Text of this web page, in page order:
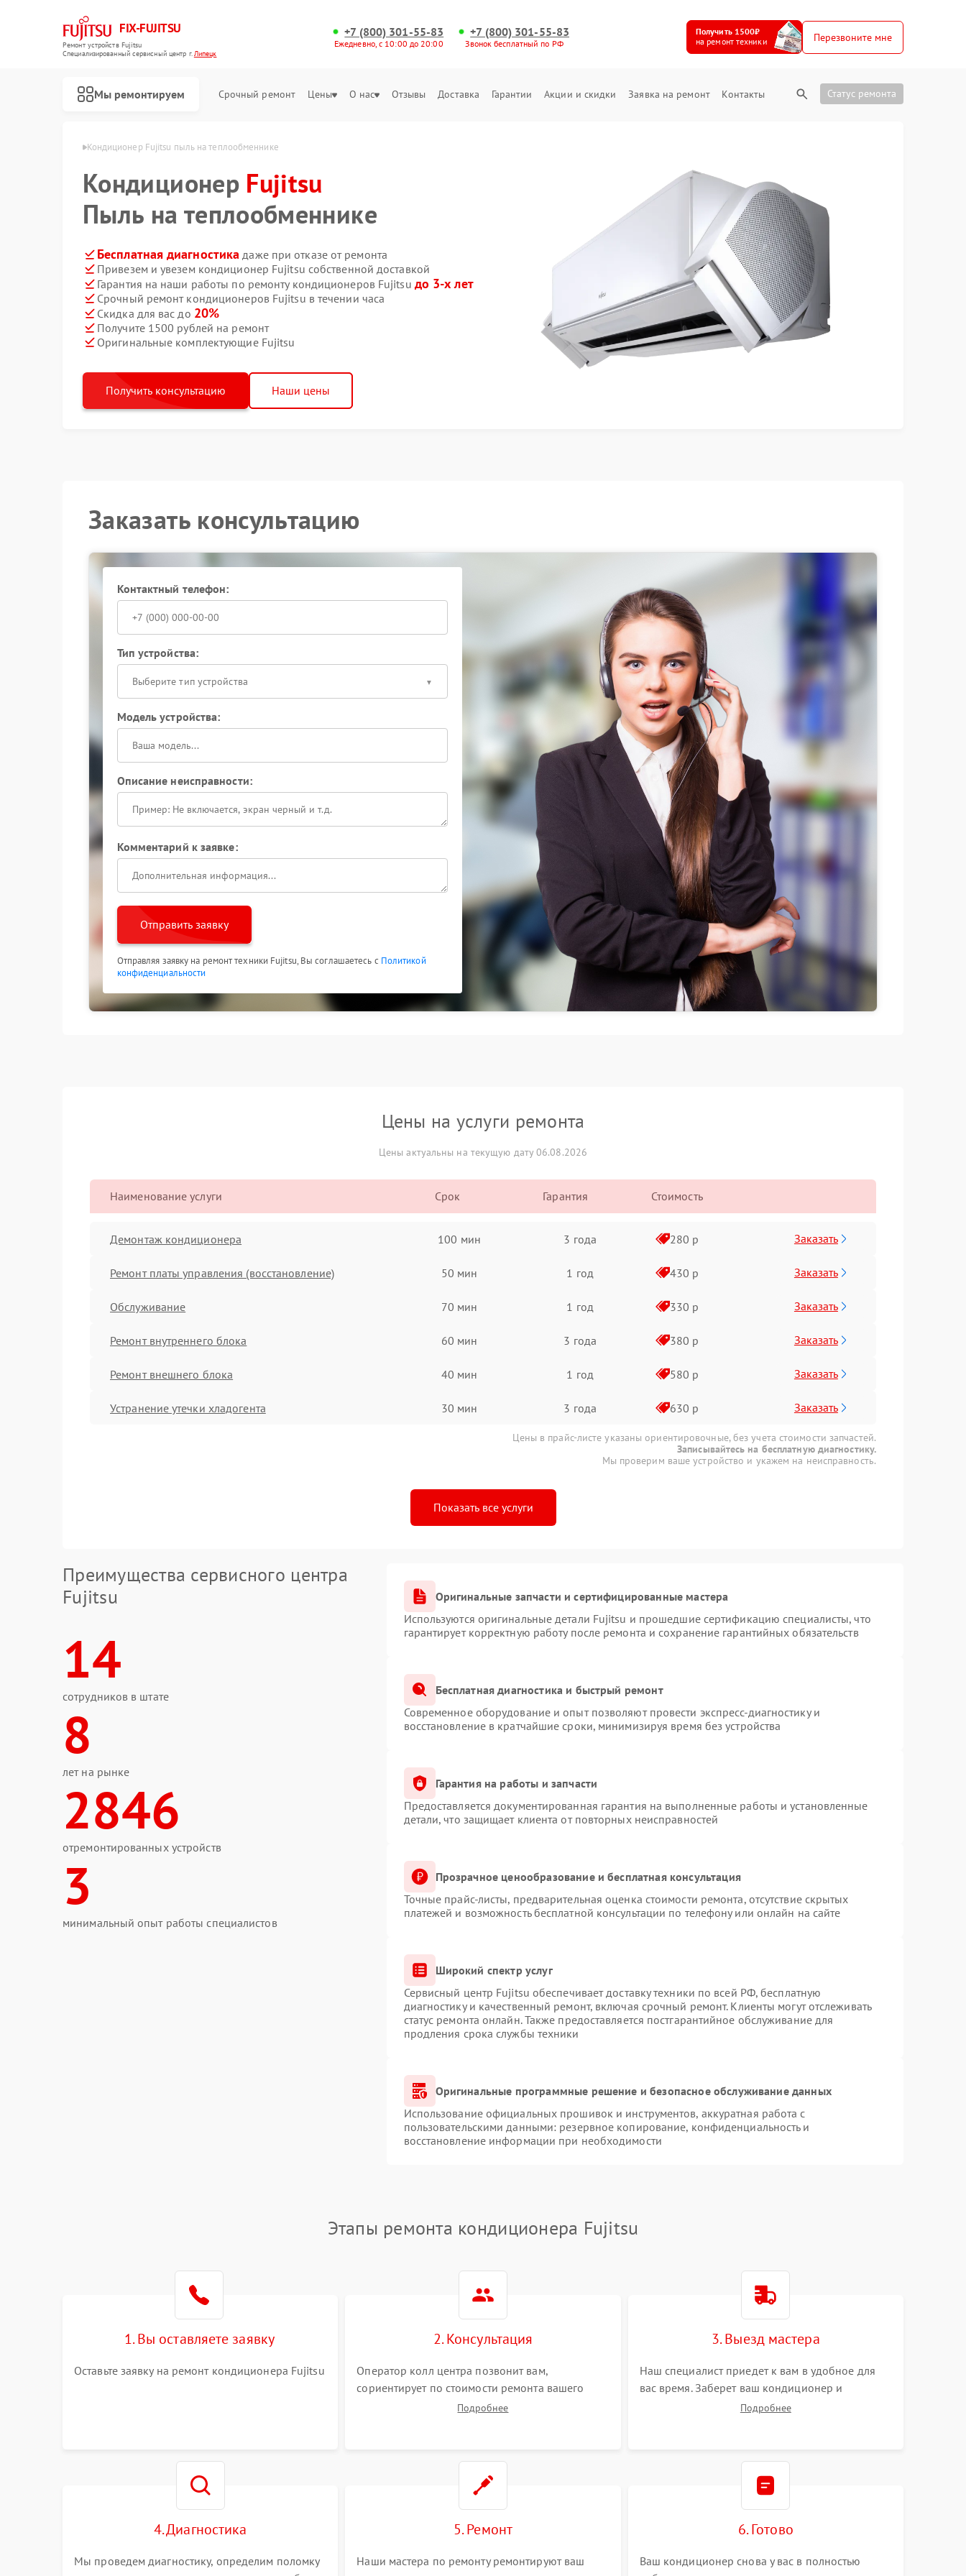
FIX-FUJITSU
Ремонт устройств Fujitsu
Специализированный cервисный центр г.Липецк
+7 (800) 301-55-83
Ежедневно, с 10:00 до 20:00
+7 (800) 301-55-83
Звонок бесплатный по РФ
Получить 1500₽
на ремонт техники
Перезвоните мне
Мы ремонтируем Срочный ремонт Цены О нас Отзывы Доставка Гарантии Акции и скидки Заявка на ремонт Контакты Статус ремонта
Кондиционер Fujitsu пыль на теплообменнике
Кондиционер Fujitsu
Пыль на теплообменнике
Бесплатная диагностика даже при отказе от ремонта
Привезем и увезем кондиционер Fujitsu собственной доставкой
Гарантия на наши работы по ремонту кондиционеров Fujitsu до 3-х лет
Срочный ремонт кондиционеров Fujitsu в течении часа
Скидка для вас до 20%
Получите 1500 рублей на ремонт
Оригинальные комплектующие Fujitsu
Получить консультацию Наши цены
Заказать консультацию
Контактный телефон:
Тип устройства:
Выберите тип устройства
Модель устройства:
Описание неисправности:
Комментарий к заявке:
Отправить заявку
Отправляя заявку на ремонт техники Fujitsu, Вы соглашаетесь с Политикой
конфиденциальности
Цены на услуги ремонта
Цены актуальны на текущую дату 06.08.2026
Наименование услуги Срок Гарантия Стоимость
Демонтаж кондиционера 100 мин 3 года 280 р Заказать
Ремонт платы управления (восстановление) 50 мин 1 год 430 р Заказать
Обслуживание 70 мин 1 год 330 р Заказать
Ремонт внутреннего блока 60 мин 3 года 380 р Заказать
Ремонт внешнего блока 40 мин 1 год 580 р Заказать
Устранение утечки хладогента 30 мин 3 года 630 р Заказать
Цены в прайс-листе указаны ориентировочные, без учета стоимости запчастей.
Записывайтесь на бесплатную диагностику.
Мы проверим ваше устройство и укажем на неисправность.
Показать все услуги
Преимущества сервисного центра
Fujitsu
14
сотрудников в штате
8
лет на рынке
2846
отремонтированных устройств
3
минимальный опыт работы специалистов
Оригинальные запчасти и сертифицированные мастера
Используются оригинальные детали Fujitsu и прошедшие сертификацию специалисты, что
гарантирует корректную работу после ремонта и сохранение гарантийных обязательств
Бесплатная диагностика и быстрый ремонт
Современное оборудование и опыт позволяют провести экспресс-диагностику и
восстановление в кратчайшие сроки, минимизируя время без устройства
Гарантия на работы и запчасти
Предоставляется документированная гарантия на выполненные работы и установленные
детали, что защищает клиента от повторных неисправностей
Прозрачное ценообразование и бесплатная консультация
Точные прайс-листы, предварительная оценка стоимости ремонта, отсутствие скрытых
платежей и возможность бесплатной консультации по телефону или онлайн на сайте
Широкий спектр услуг
Сервисный центр Fujitsu обеспечивает доставку техники по всей РФ, бесплатную
диагностику и качественный ремонт, включая срочный ремонт. Клиенты могут отслеживать
статус ремонта онлайн. Также предоставляется постгарантийное обслуживание для
продления срока службы техники
Оригинальные программные решение и безопасное обслуживание данных
Использование официальных прошивок и инструментов, аккуратная работа с
пользовательскими данными: резервное копирование, конфиденциальность и
восстановление информации при необходимости
Этапы ремонта кондиционера Fujitsu
1. Вы оставляете заявку
Оставьте заявку на ремонт кондиционера Fujitsu
2. Консультация
Оператор колл центра позвонит вам,
сориентирует по стоимости ремонта вашего
кондиционера а также ответит на все ваши
Подробнее
3. Выезд мастера
Наш специалист приедет к вам в удобное для
вас время. Заберет ваш кондиционер и
привезет на склад для диагностики.
Подробнее
4. Диагностика
Мы проведем диагностику, определим поломку
5. Ремонт
Наши мастера по ремонту ремонтируют ваш
6. Готово
Ваш кондиционер снова у вас в полностью